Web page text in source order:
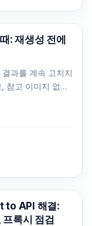
: 재생성 전에
과를 계속 고치지
참고 이미지 없는
API 해결:
프록시 점검